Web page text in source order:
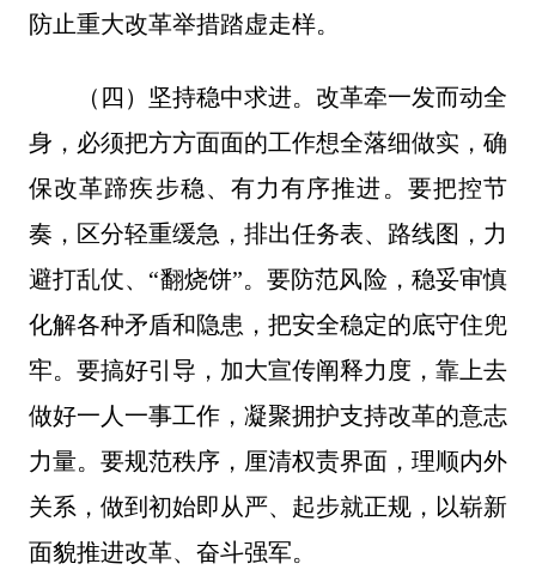
防止重大改革举措踏虚走样。
（四）坚持稳中求进。改革牵一发而动全
身，必须把方方面面的工作想全落细做实，确
保改革蹄疾步稳、有力有序推进。要把控节
奏，区分轻重缓急，排出任务表、路线图，力
避打乱仗、“翻烧饼”。要防范风险，稳妥审慎
化解各种矛盾和隐患，把安全稳定的底守住兜
牢。要搞好引导，加大宣传阐释力度，靠上去
做好一人一事工作，凝聚拥护支持改革的意志
力量。要规范秩序，厘清权责界面，理顺内外
关系，做到初始即从严、起步就正规，以崭新
面貌推进改革、奋斗强军。